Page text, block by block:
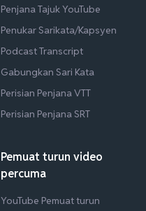
Penjana Tajuk YouTube
Penukar Sarikata/Kapsyen
Podcast Transcript
Gabungkan Sari Kata
Perisian Penjana VTT
Perisian Penjana SRT
Pemuat turun video
percuma
YouTube Pemuat turun